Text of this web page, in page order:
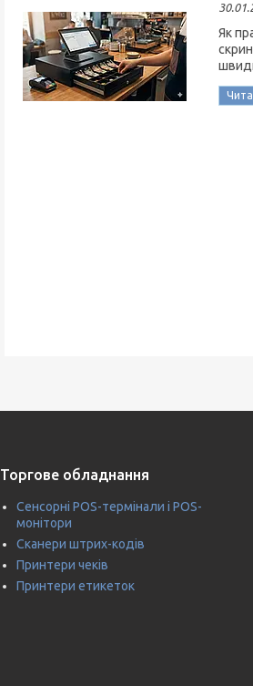
Як
Торгове обладнання
Сенсорні POS-термінали і POS-
монітори
Сканери штрих-кодів
Принтери чеків
Принтери етикеток